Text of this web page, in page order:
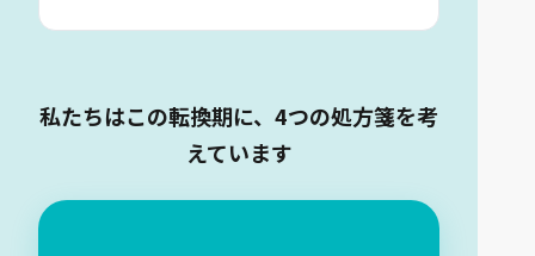
私たちはこの転換期に、4つの処方箋を考
えています